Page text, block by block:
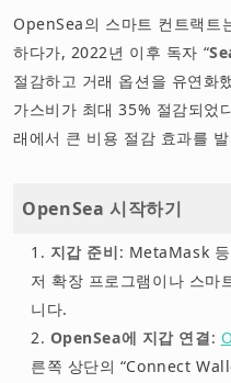
OpenSea의 스마트 컨트랙트
하다가, 2022년 이후 독자 “
절감하고 거래 옵션을 유연화
가스비가 최대 35% 절감되
래에서 큰 비용 절감 효과를
OpenSea 시작하기
지갑 준비: MetaMask
저 확장 프로그램이나 스마
니다.
OpenSea에 지갑 연결:
른쪽 상단의 “Connect